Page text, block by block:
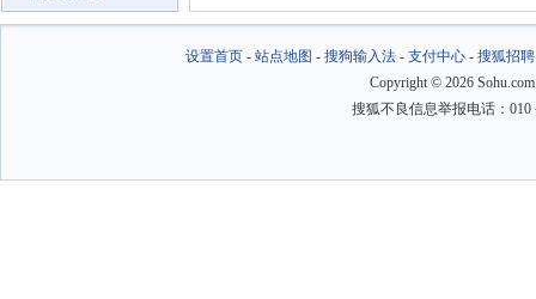
设置首页- 站点地图 - 搜狗输入法- 支付中心- 搜狐招聘
Copyright © 2026
搜狐不良信息举报电话：010